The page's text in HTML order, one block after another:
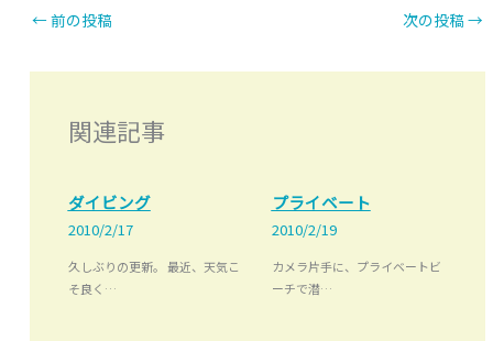
←前の投稿 次の投稿 →
関連記事
ダイビング
2010/2/17
久しぶりの更新。 最近、天気こ
そ良く…
プライベート
2010/2/19
カメラ片手に、プライベートビ
ーチで潜…